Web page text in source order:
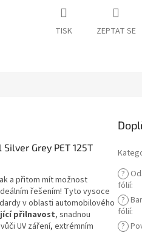
TISK ZEPTAT SE
Grey PET 125T
a přitom mít možnost
řešením! Tyto vysoce
v oblasti automobilového
přilnavost, snadnou
UV záření, extrémním
?
fólií:
?
fólií:
?